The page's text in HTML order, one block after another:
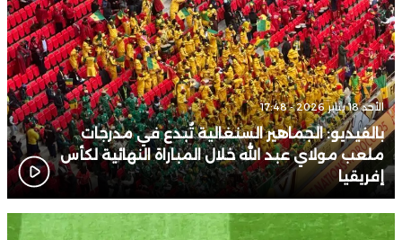
الأحد 18 يناير 2026 - 17:48
بالفيديو: الجماهير السنغالية تُبدع في مدرجات
ملعب مولاي عبد الله خلال المباراة النهائية لكأس
إفريقيا